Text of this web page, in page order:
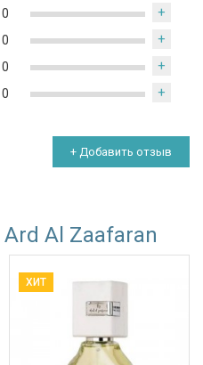
0 +
0 +
0 +
0 +
+ Добавить отзыв
Ard Al Zaafaran
ХИТ